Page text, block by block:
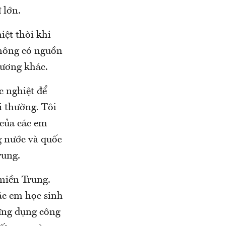
lớn.
thòi khi
có nguồn
khác.
nghiệt để
thường. Tôi
các em
và quốc
Trung.
em học sinh
dụng công